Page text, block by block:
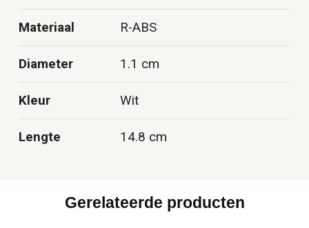
Materiaal R-ABS
Diameter 1.1 cm
Kleur Wit
Lengte 14.8 cm
Gerelateerde producten